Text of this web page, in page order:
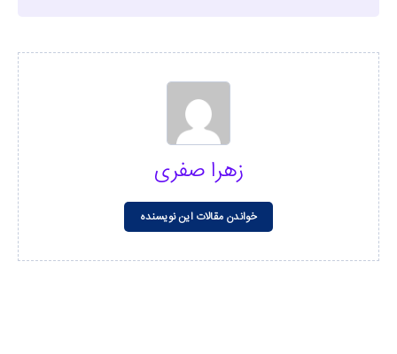
زهرا صفری
خواندن مقالات این نویسنده